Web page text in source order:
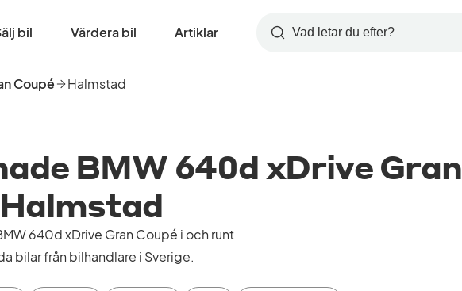
bil Värdera bil Artiklar Sök
Coupé Halmstad
BMW 640d xDrive Gran
640d xDrive Gran Coupé i och runt
bilar från bilhandlare i Sverige.